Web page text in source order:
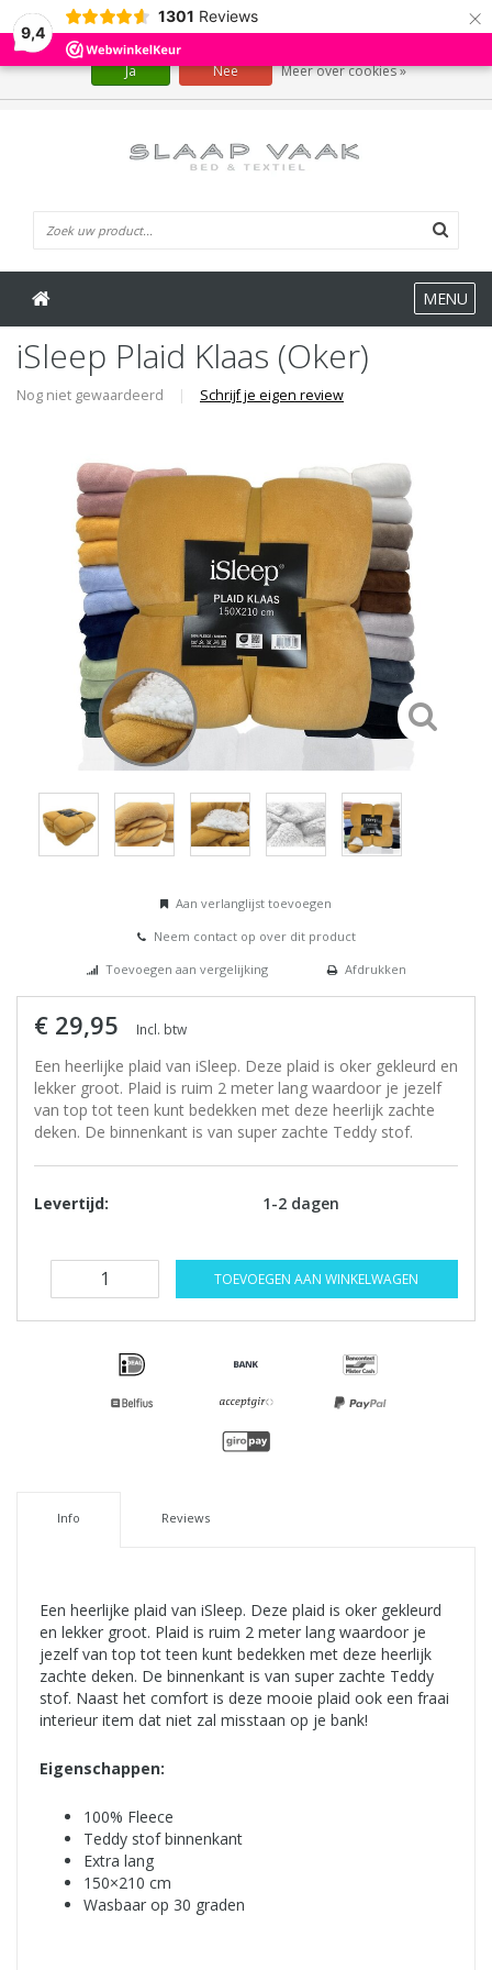
9,4
1301 Reviews ×
MENU
iSleep Plaid Klaas (Oker)
Nog niet gewaardeerd | Schrijf je eigen review
Aan verlanglijst toevoegen
Neem contact op over dit product
Toevoegen aan vergelijking
Afdrukken
€ 29,95 Incl. btw
Een heerlijke plaid van iSleep. Deze plaid is oker gekleurd en
lekker groot. Plaid is ruim 2 meter lang waardoor je jezelf
van top tot teen kunt bedekken met deze heerlijk zachte
deken. De binnenkant is van super zachte Teddy stof.
Levertijd: 1-2 dagen
TOEVOEGEN AAN WINKELWAGEN
Info Reviews
Een heerlijke plaid van iSleep. Deze plaid is oker gekleurd
en lekker groot. Plaid is ruim 2 meter lang waardoor je
jezelf van top tot teen kunt bedekken met deze heerlijk
zachte deken. De binnenkant is van super zachte Teddy
stof. Naast het comfort is deze mooie plaid ook een fraai
interieur item dat niet zal misstaan op je bank!
Eigenschappen:
100% Fleece
Teddy stof binnenkant
Extra lang
150×210 cm
Wasbaar op 30 graden
Wij slaan cookies op om onze website te verbeteren. Is dat akkoord?
Ja Nee Meer over cookies »